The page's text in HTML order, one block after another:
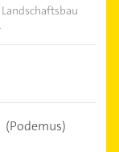
(Podemus)